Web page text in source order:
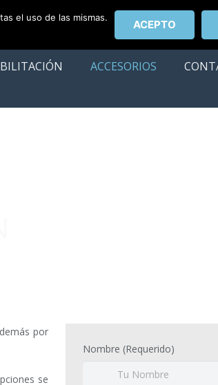
ACCESORIOS
por
se
Nombre (Requerido)
el uso de las mismas.
ACEPTO